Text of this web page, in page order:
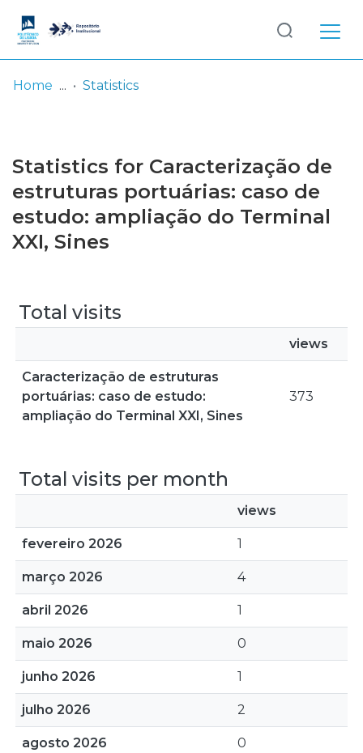
Browse repository
Entities
Log
In
Home Statistics
Statistics for Caracterização de
estruturas portuárias: caso de
estudo: ampliação do Terminal
XXI, Sines
Total visits
views
Caracterização de estruturas
portuárias: caso de estudo:
ampliação do Terminal XXI, Sines
373
Total visits per month
views
fevereiro 2026 1
março 2026 4
abril 2026 1
maio 2026 0
junho 2026 1
julho 2026 2
agosto 2026 0